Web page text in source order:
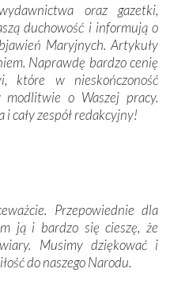
wizjonerów – Łucji
i Franciszka Marto.
Odprawiliśmy Drogę
odwiedziliśmy
zapaliliśmy świece
na każdym kroku
otwartością
ich ludową sztukę i
są od siebie bardzo
nie czuliśmy się obco.
Matka Boża, ale też
oraz gazetki,
duchowość i informują o
Maryjnych. Artykuły
Naprawdę bardzo cenię
które w nieskończoność
o Waszej pracy.
i cały zespół redakcyjny!
Przepowiednie dla
ją i bardzo się cieszę, że
Musimy dziękować i
do naszego Narodu.